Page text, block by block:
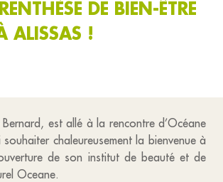
DE BIEN-ÊTRE
ALISSAS !
Bernard, est allé à la rencontre d’Océane
chaleureusement la bienvenue à
de son institut de beauté et de
Oceane.